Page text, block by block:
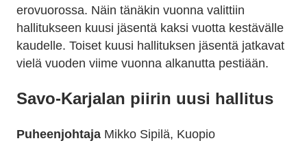
erovuorossa. Näin tänäkin vuonna valittiin
hallitukseen kuusi jäsentä kaksi vuotta kestävälle
kaudelle. Toiset kuusi hallituksen jäsentä jatkavat
vielä vuoden viime vuonna alkanutta pestiään.
Savo-Karjalan piirin uusi hallitus
Puheenjohtaja Mikko Sipilä, Kuopio